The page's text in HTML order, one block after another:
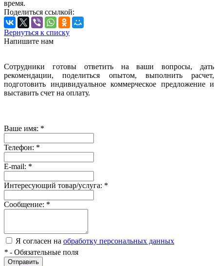
время.
Поделиться ссылкой:
Вернуться к списку
Напишите нам
Сотрудники готовы ответить на ваши вопросы, дать
рекомендации, поделиться опытом, выполнить расчет,
подготовить индивидуальное коммерческое предложение и
выставить счет на оплату.
Ваше имя: *
Телефон: *
E-mail: *
Интересующий товар/услуга: *
Сообщение: *
Я согласен на обработку персональных данных
* - Обязательные поля
Отправить